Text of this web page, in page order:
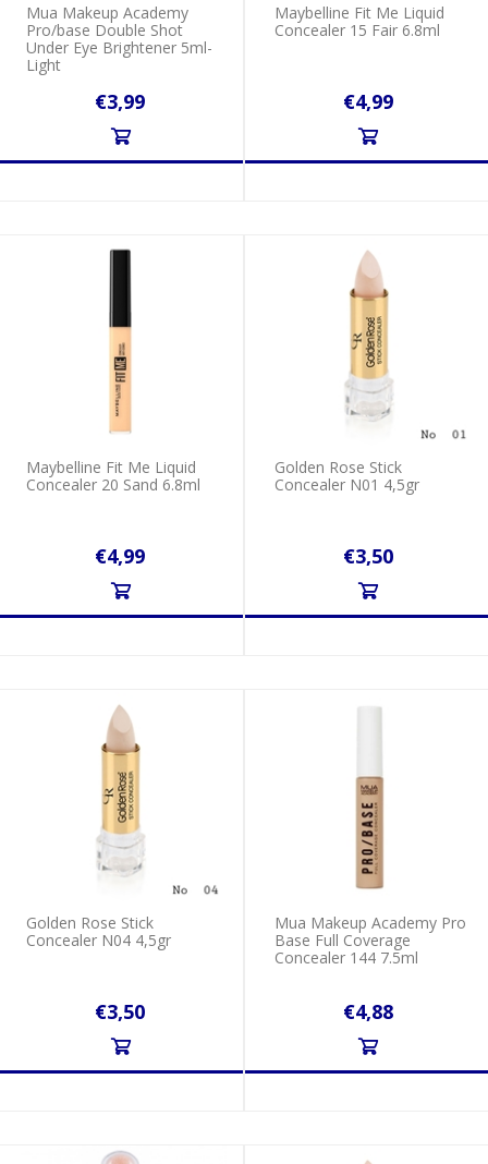
Mua Makeup Academy
Pro/base Double Shot
Under Eye Brightener 5ml-
Light
€3,99
Maybelline Fit Me Liquid
Concealer 15 Fair 6.8ml
€4,99
Maybelline Fit Me Liquid
Concealer 20 Sand 6.8ml
€4,99
Golden Rose Stick
Concealer N01 4,5gr
€3,50
Golden Rose Stick
Concealer N04 4,5gr
€3,50
Mua Makeup Academy Pro
Base Full Coverage
Concealer 144 7.5ml
€4,88